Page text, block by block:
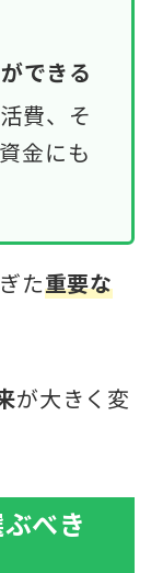
できる
費、そ
金にも
た重要な
が大きく変
べき